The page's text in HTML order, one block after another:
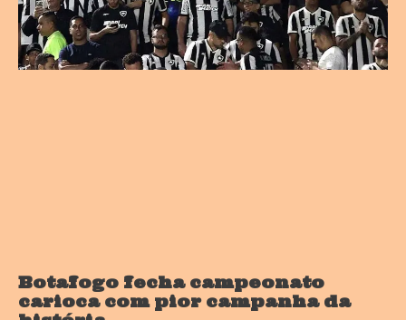
Botafogo fecha campeonato
carioca com pior campanha da